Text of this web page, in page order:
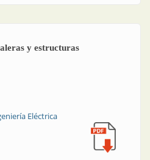
y estructuras
Eléctrica